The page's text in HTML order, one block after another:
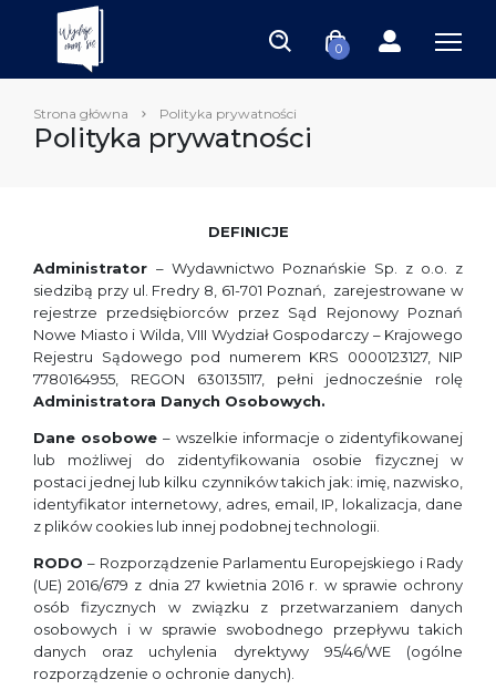
0
Strona główna Polityka prywatności
Polityka prywatności
DEFINICJE
Administrator – Wydawnictwo Poznańskie Sp. z o.o. z
siedzibą przy ul. Fredry 8, 61-701 Poznań, zarejestrowane w
rejestrze przedsiębiorców przez Sąd Rejonowy Poznań
Nowe Miasto i Wilda, VIII Wydział Gospodarczy – Krajowego
Rejestru Sądowego pod numerem KRS 0000123127, NIP
7780164955, REGON 630135117, pełni jednocześnie rolę
Administratora Danych Osobowych.
Dane osobowe– wszelkie informacje o zidentyfikowanej
lub możliwej do zidentyfikowania osobie fizycznej w
postaci jednej lub kilku czynników takich jak: imię, nazwisko,
identyfikator internetowy, adres, email, IP, lokalizacja, dane
z plików cookies lub innej podobnej technologii.
RODO– Rozporządzenie Parlamentu Europejskiego i Rady
(UE) 2016/679 z dnia 27 kwietnia 2016 r. w sprawie ochrony
osób fizycznych w związku z przetwarzaniem danych
osobowych i w sprawie swobodnego przepływu takich
danych oraz uchylenia dyrektywy 95/46/WE (ogólne
rozporządzenie o ochronie danych).